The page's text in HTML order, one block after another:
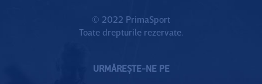
© 2022 PrimaSport
Toate drepturile rezervate.
URMĂREȘTE-NE PE